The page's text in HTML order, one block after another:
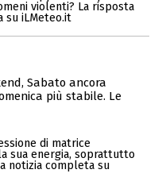
violenti? La risposta
su iLMeteo.it
Sabato ancora
più stabile. Le
di matrice
sua energia, soprattutto
notizia completa su